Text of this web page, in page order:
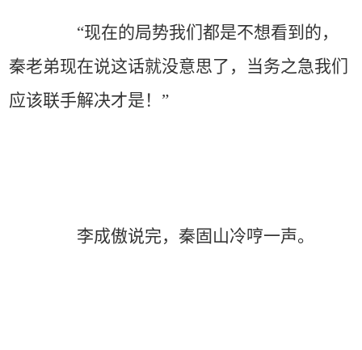
“现在的局势我们都是不想看到的，
秦老弟现在说这话就没意思了，当务之急我们
应该联手解决才是！”
李成傲说完，秦固山冷哼一声。